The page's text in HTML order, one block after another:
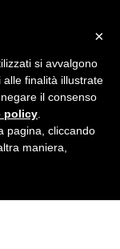
Circolo
Statuto e
×
si avvalgono
finalità illustrate
il consenso
policy
pagina, cliccando
maniera,